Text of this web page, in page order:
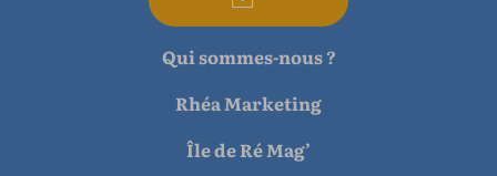
Qui sommes-nous ?
Rhéa Marketing
Île de Ré Mag’